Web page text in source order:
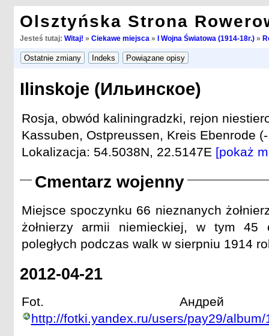
Olsztyńska Strona
Jesteś tutaj: Witaj! » Ciekawe miejsca » I Wojna Światowa (1914-18r.)»
Ilinskoje (Ильинское)
Rosja, obwód kaliningradzki, rejon
Kassuben, Ostpreussen, Kreis Ebenrode
Lokalizacja: 54.5038N, 22.5147E [pokaż
Cmentarz wojenny
Miejsce spoczynku 66 nieznanych
żołnierzy armii niemieckiej, w tym 45
poległych podczas walk w sierpniu 1914
2012-04-21
Fot. Андрей
http://fotki.yandex.ru/users/pay29/album/